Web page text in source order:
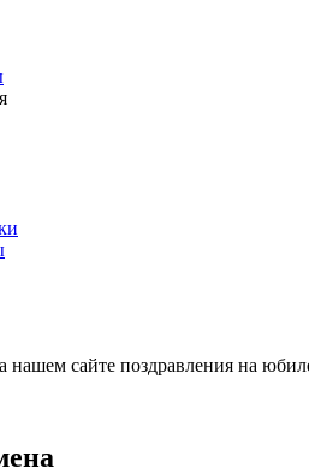
нашем сайте поздравления на